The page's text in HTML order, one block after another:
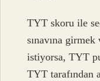
TYT skoru ile
sınavına
istiyorsa, TYT
TYT tarafından